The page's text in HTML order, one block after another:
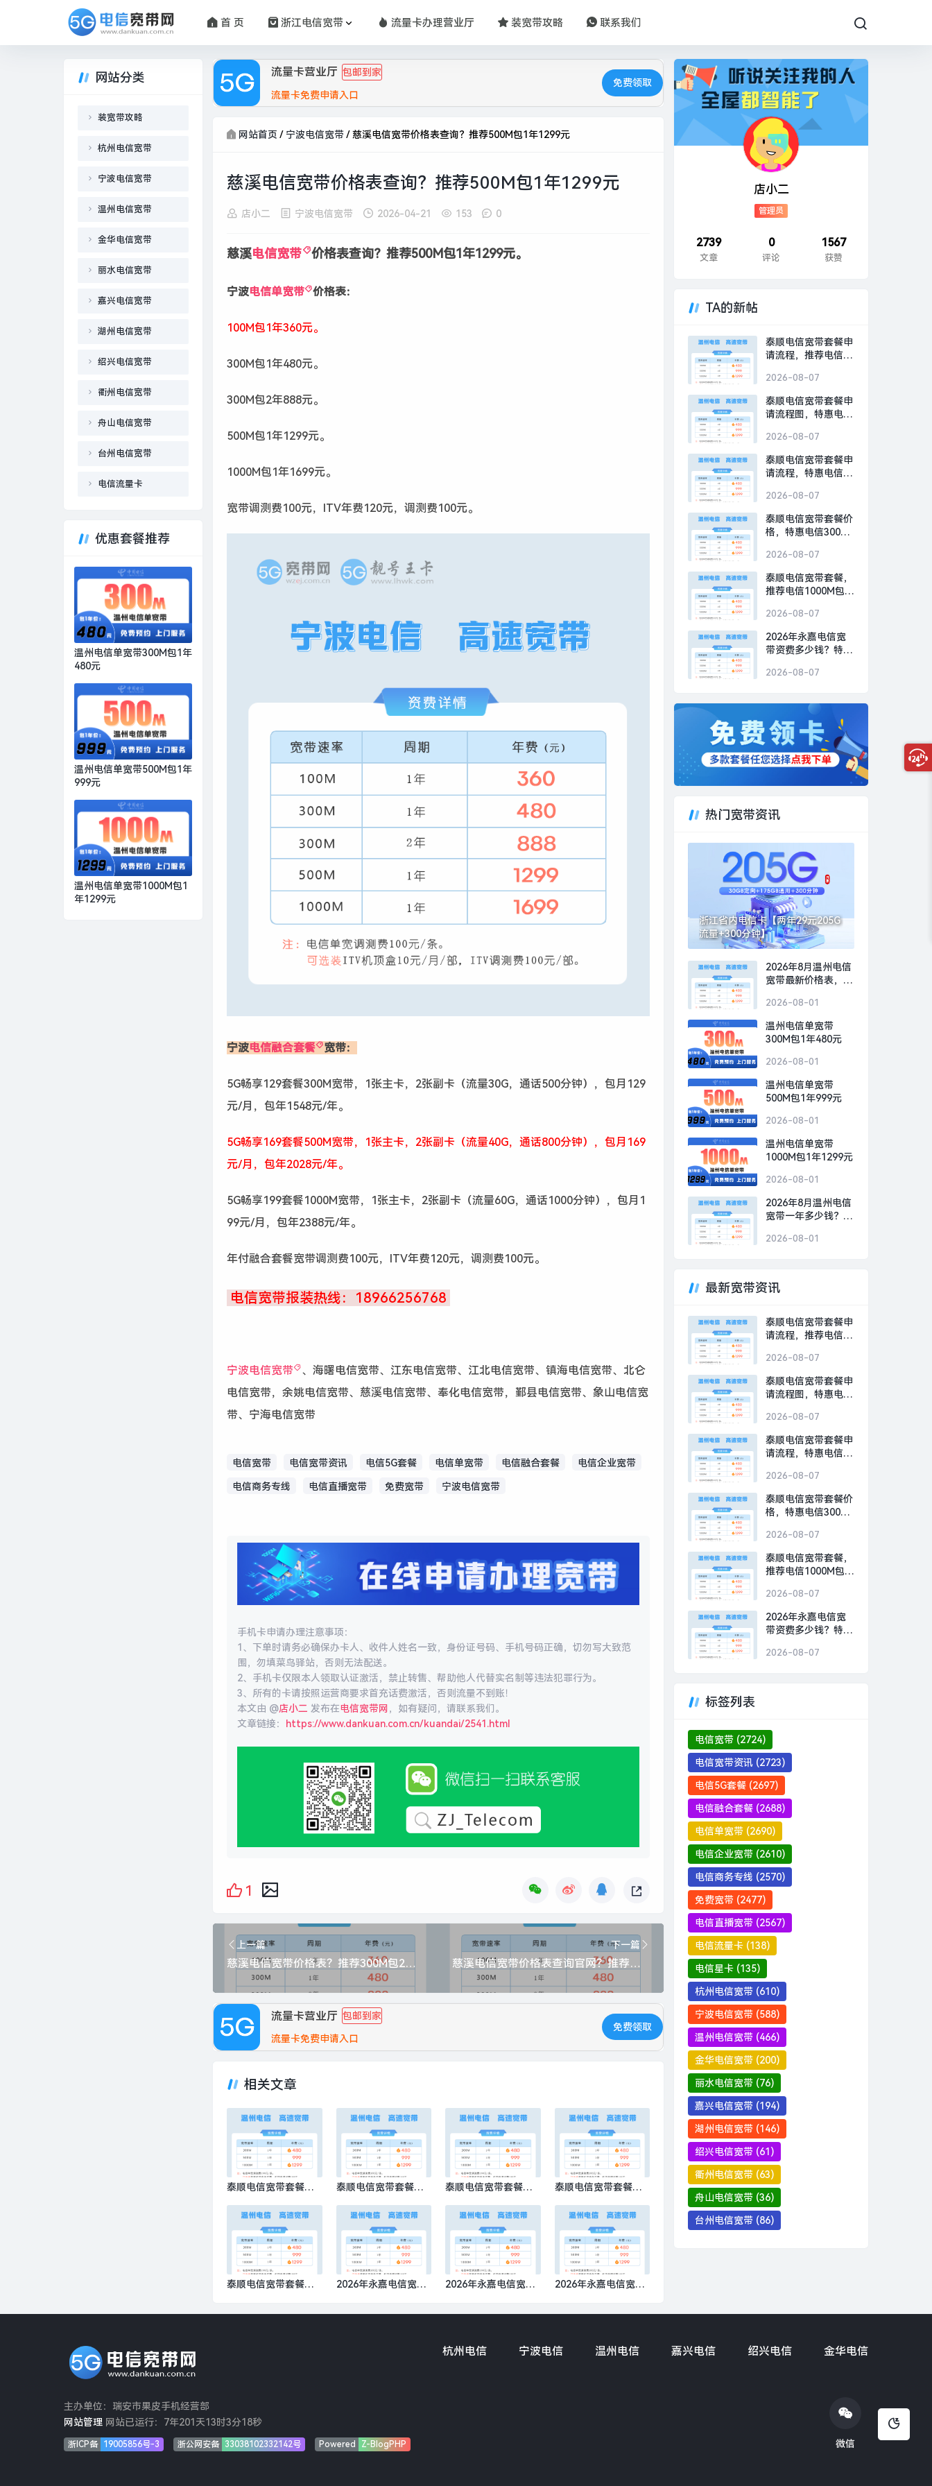
首 页 浙江电信宽带 流量卡办理营业厅 装宽带攻略 联系我们
流量卡营业厅 包邮到家
流量卡免费申请入口
免费领取
网站首页 / 宁波电信宽带/慈溪电信宽带价格表查询？推荐500M包1年1299元
慈溪电信宽带价格表查询？推荐500M包1年1299元
店小二 宁波电信宽带 2026-04-21 153 0
慈溪电信宽带 价格表查询？推荐500M包1年1299元。
宁波电信单宽带 价格表：
100M包1年360元。
300M包1年480元。
300M包2年888元。
500M包1年1299元。
1000M包1年1699元。
宽带调测费100元，ITV年费120元，调测费100元。
宁波电信融合套餐 宽带：
5G畅享129套餐300M宽带，1张主卡，2张副卡（流量30G，通话500分钟），包月129
元/月，包年1548元/年。
5G畅享169套餐500M宽带，1张主卡，2张副卡（流量40G，通话800分钟），包月169
元/月，包年2028元/年。
5G畅享199套餐1000M宽带，1张主卡，2张副卡（流量60G，通话1000分钟），包月1
99元/月，包年2388元/年。
年付融合套餐宽带调测费100元，ITV年费120元，调测费100元。
电信宽带报装热线：18966256768
宁波电信宽带 、 海曙电信宽带、江东电信宽带、江北电信宽带、镇海电信宽带、北仑
电信宽带，余姚电信宽带、慈溪电信宽带、奉化电信宽带，鄞县电信宽带、象山电信宽
带、宁海电信宽带
电信宽带 电信宽带资讯 电信5G套餐 电信单宽带 电信融合套餐 电信企业宽带
电信商务专线 电信直播宽带 免费宽带 宁波电信宽带
手机卡申请办理注意事项：
1、下单时请务必确保办卡人、收件人姓名一致，身份证号码、手机号码正确，切勿写大致范
围，勿填菜鸟驿站，否则无法配送。
2、手机卡仅限本人领取认证激活，禁止转售、帮助他人代替实名制等违法犯罪行为。
3、所有的卡请按照运营商要求首充话费激活，否则流量不到账！
本文由 @店小二 发布在电信宽带网，如有疑问，请联系我们。
文章链接： https://www.dankuan.com.cn/kuandai/2541.html
1
上一篇
慈溪电信宽带价格表？推荐300M包2年仅需888元
下一篇
慈溪电信宽带价格表查询官网？推荐电信100M包1年仅需360元
流量卡营业厅 包邮到家
流量卡免费申请入口
免费领取
相关文章
泰顺电信宽带套餐申
M包1年仅需480元
泰顺电信宽带套餐申
00M包1年仅需480元
泰顺电信宽带套餐申
M包1年仅需480元
泰顺电信宽带套餐价
1年仅需480元
泰顺电信宽带套餐，
仅需1299元
2026年永嘉电信宽带
信300M包1年仅需48
2026年永嘉电信宽带
00M包1年仅需480元
2026年永嘉电信宽带
信300M包1年仅需48
网站分类
装宽带攻略
杭州电信宽带
宁波电信宽带
温州电信宽带
金华电信宽带
丽水电信宽带
嘉兴电信宽带
湖州电信宽带
绍兴电信宽带
衢州电信宽带
舟山电信宽带
台州电信宽带
电信流量卡
优惠套餐推荐
温州电信单宽带300M包1年
480元
温州电信单宽带500M包1年
999元
温州电信单宽带1000M包1
年1299元
店小二
管理员
2739
文章
0
评论
1567
获赞
TA的新帖
泰顺电信宽带套餐申
请流程，推荐电信
元
2026-08-07
泰顺电信宽带套餐申
请流程图，特惠电信
元
2026-08-07
泰顺电信宽带套餐申
请流程，特惠电信
元
2026-08-07
泰顺电信宽带套餐价
格，特惠电信300M
2026-08-07
泰顺电信宽带套餐，
推荐电信1000M包1
2026-08-07
2026年永嘉电信宽
带资费多少钱？特惠
480元
2026-08-07
热门宽带资讯
浙江省内电信卡【两年29元205G
流量+300分钟】
2026年8月温州电信
宽带最新价格表，温
年仅需480元
2026-08-01
温州电信单宽带
300M包1年480元
2026-08-01
温州电信单宽带
500M包1年999元
2026-08-01
温州电信单宽带
1000M包1年1299元
2026-08-01
2026年8月温州电信
宽带一年多少钱？温
年仅需480元
2026-08-01
最新宽带资讯
泰顺电信宽带套餐申
请流程，推荐电信
元
2026-08-07
泰顺电信宽带套餐申
请流程图，特惠电信
元
2026-08-07
泰顺电信宽带套餐申
请流程，特惠电信
元
2026-08-07
泰顺电信宽带套餐价
格，特惠电信300M
2026-08-07
泰顺电信宽带套餐，
推荐电信1000M包1
2026-08-07
2026年永嘉电信宽
带资费多少钱？特惠
480元
2026-08-07
标签列表
电信宽带 (2724)
电信宽带资讯 (2723)
电信5G套餐 (2697)
电信融合套餐 (2688)
电信单宽带 (2690)
电信企业宽带 (2610)
电信商务专线 (2570)
免费宽带 (2477)
电信直播宽带 (2567)
电信流量卡 (138)
电信星卡 (135)
杭州电信宽带 (610)
宁波电信宽带 (588)
温州电信宽带 (466)
金华电信宽带 (200)
丽水电信宽带 (76)
嘉兴电信宽带 (194)
湖州电信宽带 (146)
绍兴电信宽带 (61)
衢州电信宽带 (63)
舟山电信宽带 (36)
台州电信宽带 (86)
杭州电信 宁波电信 温州电信 嘉兴电信 绍兴电信 金华电信
主办单位：瑞安市果皮手机经营部
网站管理 网站已运行： 7年201天13时3分19秒
浙ICP备 19005856号-3 浙公网安备 33038102332142号 Powered Z-BlogPHP 微信